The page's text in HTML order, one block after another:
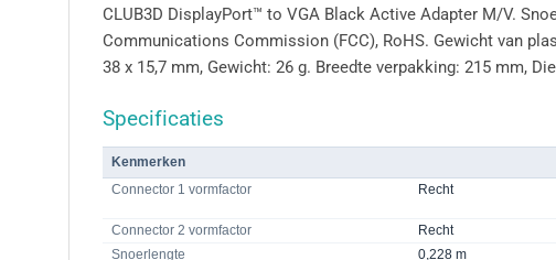
CLUB3D DisplayPort™ to VGA Black Active Adapter M/V.
Communications Commission (FCC), RoHS. Gewicht van
38 x 15,7 mm, Gewicht: 26 g. Breedte verpakking: 215 mm,
Specificaties
Kenmerken
Connector 1 vormfactor
Recht
Connector 2 vormfactor
Recht
Snoerlengte
0,228 m